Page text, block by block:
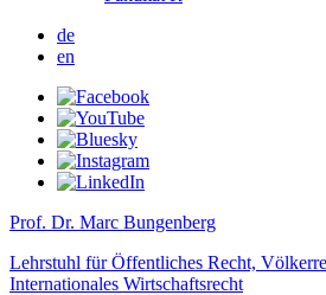
de
en
Prof. Dr. Marc Bungenberg
Lehrstuhl für Öffentliches Recht,
Internationales Wirtschaftsrecht